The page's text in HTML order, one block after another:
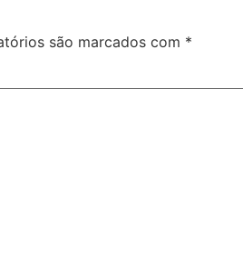
são marcados com *